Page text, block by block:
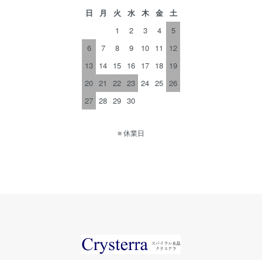
日 月 火 水 木 金
土
1
2 3 4
5
6
7 8 9 10 11
12
13 14 15 16 17 18 19
20 21 22 23 24 25 26
27 28 29 30
■休業日